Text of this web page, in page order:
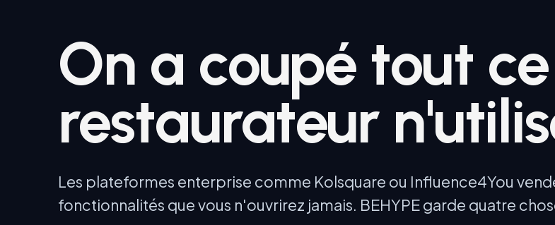
On a coupé tout
restaurateur
Les plateformes enterprise comme Kolsquare ou Influence4You
fonctionnalités que vous n'ouvrirez jamais. BEHYPE garde quatre